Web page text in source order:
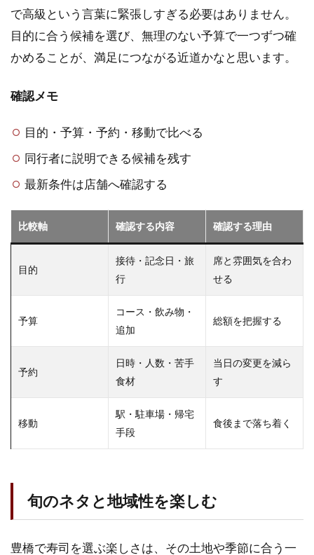
で高級という言葉に緊張しすぎる必要はありません。
目的に合う候補を選び、無理のない予算で一つずつ確
かめることが、満足につながる近道かなと思います。
確認メモ
目的・予算・予約・移動で比べる
同行者に説明できる候補を残す
最新条件は店舗へ確認する
比較軸 確認する内容 確認する理由
目的
接待・記念日・旅
行
席と雰囲気を合わ
せる
予算
コース・飲み物・
追加
総額を把握する
予約
日時・人数・苦手
食材
当日の変更を減ら
す
移動
駅・駐車場・帰宅
手段
食後まで落ち着く
旬のネタと地域性を楽しむ
豊橋で寿司を選ぶ楽しさは、その土地や季節に合う一